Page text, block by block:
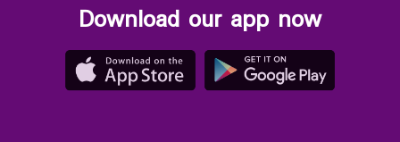
Download our app now